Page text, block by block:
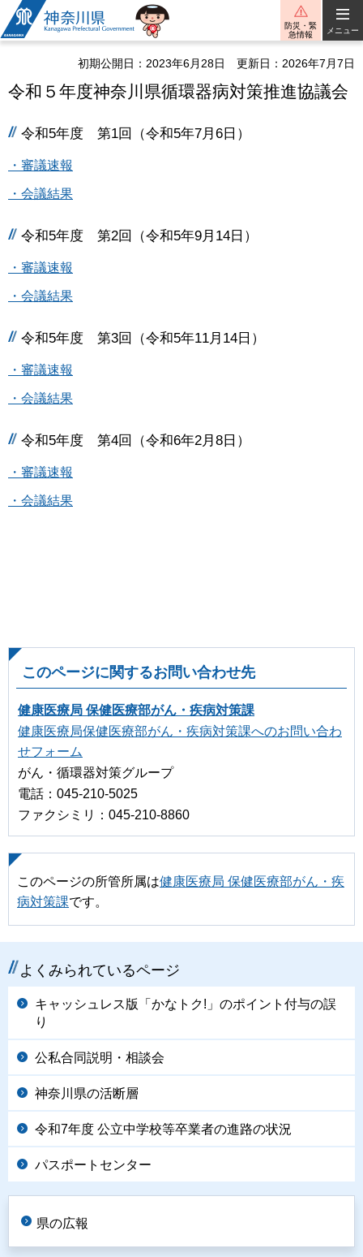
神奈川県
防災・緊
急情報
メニュー
初期公開日：2023年6月28日 更新日：2026年7月7日
令和５年度神奈川県循環器病対策推進協議会
令和5年度 第1回（令和5年7月6日）
・審議速報
・会議結果
令和5年度 第2回（令和5年9月14日）
・審議速報
・会議結果
令和5年度 第3回（令和5年11月14日）
・審議速報
・会議結果
令和5年度 第4回（令和6年2月8日）
・審議速報
・会議結果
このページに関するお問い合わせ先
健康医療局 保健医療部がん・疾病対策課
健康医療局保健医療部がん・疾病対策課へのお問い合わ
せフォーム
がん・循環器対策グループ
電話：045-210-5025
ファクシミリ：045-210-8860
このページの所管所属は健康医療局 保健医療部がん・疾
病対策課です。
よくみられているページ
キャッシュレス版「かなトク!」のポイント付与の誤
り
公私合同説明・相談会
神奈川県の活断層
令和7年度 公立中学校等卒業者の進路の状況
パスポートセンター
県の広報